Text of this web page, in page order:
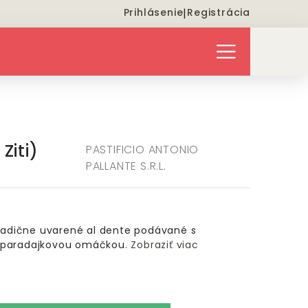
Prihlásenie|Registrácia
PASTIFICIO ANTONIO
PALLANTE S.R.L.
uvarené al dente podávané s
omáčkou. Zobraziť viac